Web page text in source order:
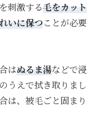
刺激する毛をカット
いに保つことが必要
はぬるま湯などで浸
うえで拭き取りまし
は、被毛ごと固まり